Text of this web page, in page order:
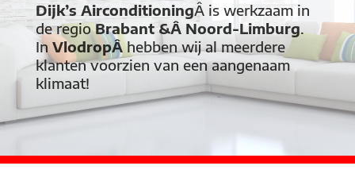
Dijk’s AirconditioningÂ is werkzaam in
de regioBrabant &Â Noord-Limburg.
In VlodropÂhebben wij al meerdere
klanten voorzien van een aangenaam
klimaat!